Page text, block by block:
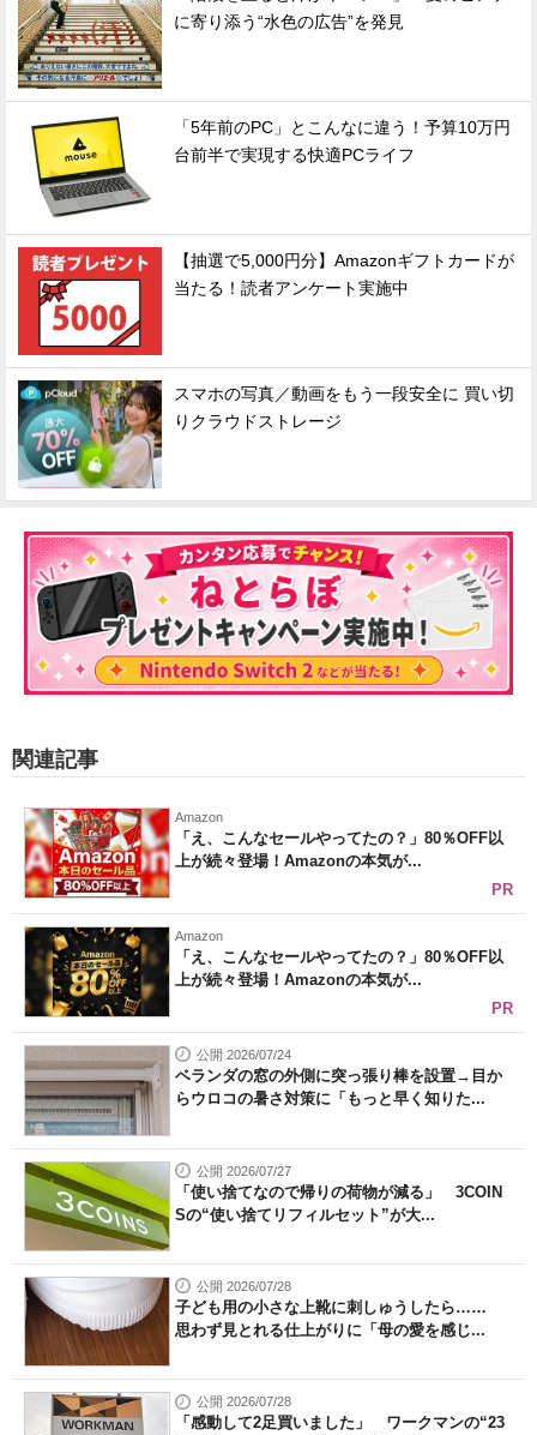
に寄り添う“水色の広告”を発見
「5年前のPC」とこんなに違う！予算10万円
台前半で実現する快適PCライフ
【抽選で5,000円分】Amazonギフトカードが
当たる！読者アンケート実施中
スマホの写真／動画をもう一段安全に 買い切
りクラウドストレージ
関連記事
Amazon
「え、こんなセールやってたの？」80％OFF以
上が続々登場！Amazonの本気が...
PR
Amazon
「え、こんなセールやってたの？」80％OFF以
上が続々登場！Amazonの本気が...
PR
公開 2026/07/24
ベランダの窓の外側に突っ張り棒を設置→目か
らウロコの暑さ対策に「もっと早く知りた...
公開 2026/07/27
「使い捨てなので帰りの荷物が減る」 3COIN
Sの“使い捨てリフィルセット”が大...
公開 2026/07/28
子ども用の小さな上靴に刺しゅうしたら……
思わず見とれる仕上がりに「母の愛を感じ...
公開 2026/07/28
「感動して2足買いました」 ワークマンの“23